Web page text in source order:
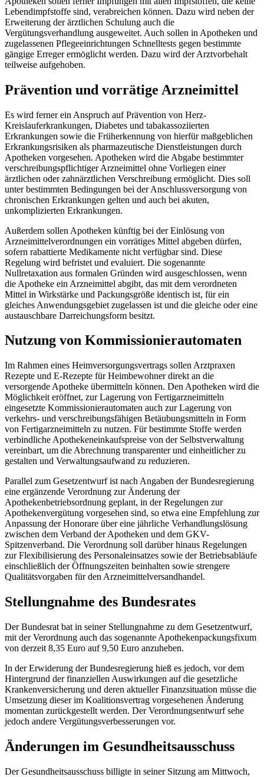
Lebendimpfstoffe sind, verabreichen können. Dazu wird neben der
Erweiterung der ärztlichen Schulung auch die
Vergütungsverhandlung ausgeweitet. Auch sollen in Apotheken und
zugelassenen Pflegeeinrichtungen Schnelltests gegen bestimmte
gängige Erreger ermöglicht werden. Dazu wird der Arztvorbehalt
teilweise aufgehoben.
Prävention und vorrätige Arzneimittel
Es wird ferner ein Anspruch auf Prävention von Herz-
Kreislauferkrankungen, Diabetes und tabakassoziierten
Erkrankungen sowie die Früherkennung von hierfür maßgeblichen
Erkrankungsrisiken als pharmazeutische Dienstleistungen durch
Apotheken vorgesehen. Apotheken wird die Abgabe bestimmter
verschreibungspflichtiger Arzneimittel ohne Vorliegen einer
ärztlichen oder zahnärztlichen Verschreibung ermöglicht. Dies soll
unter bestimmten Bedingungen bei der Anschlussversorgung von
chronischen Erkrankungen gelten und auch bei akuten,
unkomplizierten Erkrankungen.
Außerdem sollen Apotheken künftig bei der Einlösung von
Arzneimittelverordnungen ein vorrätiges Mittel abgeben dürfen,
sofern rabattierte Medikamente nicht verfügbar sind. Diese
Regelung wird befristet und evaluiert. Die sogenannte
Nullretaxation aus formalen Gründen wird ausgeschlossen, wenn
die Apotheke ein Arzneimittel abgibt, das mit dem verordneten
Mittel in Wirkstärke und Packungsgröße identisch ist, für ein
gleiches Anwendungsgebiet zugelassen ist und die gleiche oder eine
austauschbare Darreichungsform besitzt.
Nutzung von Kommissionierautomaten
Im Rahmen eines Heimversorgungsvertrags sollen Arztpraxen
Rezepte und E-Rezepte für Heimbewohner direkt an die
versorgende Apotheke übermitteln können. Den Apotheken wird die
Möglichkeit eröffnet, zur Lagerung von Fertigarzneimitteln
eingesetzte Kommissionierautomaten auch zur Lagerung von
verkehrs- und verschreibungsfähigen Betäubungsmitteln in Form
von Fertigarzneimitteln zu nutzen. Für bestimmte Stoffe werden
verbindliche Apothekeneinkaufspreise von der Selbstverwaltung
vereinbart, um die Abrechnung transparenter und einheitlicher zu
gestalten und Verwaltungsaufwand zu reduzieren.
Parallel zum Gesetzentwurf ist nach Angaben der Bundesregierung
eine ergänzende Verordnung zur Änderung der
Apothekenbetriebsordnung geplant, in der Regelungen zur
Apothekenvergütung vorgesehen sind, so etwa eine Empfehlung zur
Anpassung der Honorare über eine jährliche Verhandlungslösung
zwischen dem Verband der Apotheken und dem GKV-
Spitzenverband. Die Verordnung soll darüber hinaus Regelungen
zur Flexibilisierung des Personaleinsatzes sowie der Betriebsabläufe
einschließlich der Öffnungszeiten beinhalten sowie strengere
Qualitätsvorgaben für den Arzneimittelversandhandel.
Stellungnahme des Bundesrates
Der Bundesrat bat in seiner Stellungnahme zu dem Gesetzentwurf,
mit der Verordnung auch das sogenannte Apothekenpackungsfixum
von derzeit 8,35 Euro auf 9,50 Euro anzuheben.
In der Erwiderung der Bundesregierung hieß es jedoch, vor dem
Hintergrund der finanziellen Auswirkungen auf die gesetzliche
Krankenversicherung und deren aktueller Finanzsituation müsse die
Umsetzung dieser im Koalitionsvertrag vorgesehenen Änderung
momentan zurückgestellt werden. Der Verordnungsentwurf sehe
jedoch andere Vergütungsverbesserungen vor.
Änderungen im Gesundheitsausschuss
Der Gesundheitsausschuss billigte in seiner Sitzung am Mittwoch,